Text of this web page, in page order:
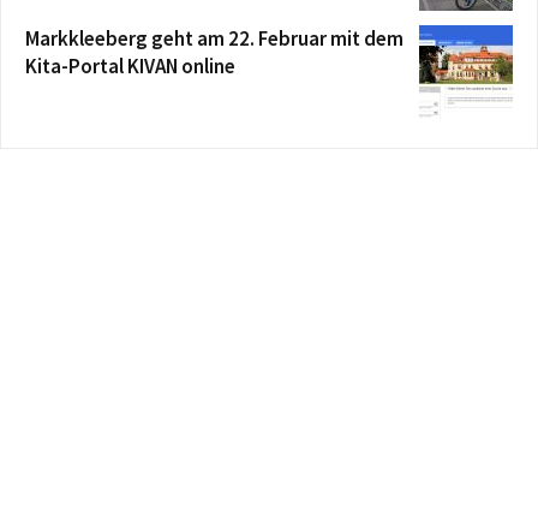
Markkleeberg geht am 22. Februar mit dem
Kita-Portal KIVAN online